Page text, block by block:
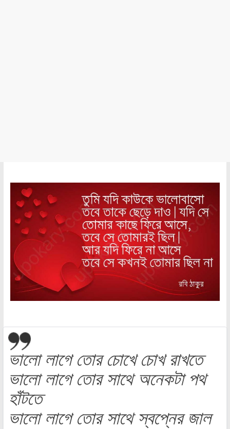
ভালো লাগে তোর চোখে চোখ রাখতে
ভালো লাগে তোর সাথে অনেকটা পথ
হাঁটতে
ভালো লাগে তোর সাথে স্বপ্নের জাল